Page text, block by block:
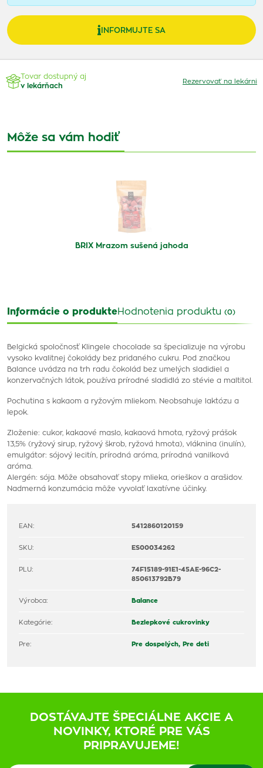
INFORMUJTE SA
Tovar dostupný aj
v lekárňach
Rezervovať na lekárni
Môže sa vám hodiť
BRIX Mrazom sušená jahoda
Informácie o produkteHodnotenia produktu (0)
Belgická spoločnosť Klingele chocolade sa špecializuje na výrobu
vysoko kvalitnej čokolády bez pridaného cukru. Pod značkou
Balance uvádza na trh radu čokolád bez umelých sladidiel a
konzervačných látok, používa prírodné sladidlá zo stévie a maltitol.
Pochutina s kakaom a ryžovým mliekom. Neobsahuje laktózu a
lepok.
Zloženie: cukor, kakaové maslo, kakaová hmota, ryžový prášok
13,5% (ryžový sirup, ryžový škrob, ryžová hmota), vláknina (inulín),
emulgátor: sójový lecitín, prírodná aróma, prírodná vanilková
aróma.
Alergén: sója. Môže obsahovať stopy mlieka, orieškov a arašidov.
Nadmerná konzumácia môže vyvolať laxatívne účinky.
EAN: 5412860120159
SKU: ES00034262
PLU:
74F15189-91E1-45AE-96C2-
850613792B79
Výrobca: Balance
Kategórie: Bezlepkové cukrovinky
Pre: Pre dospelých, Pre deti
DOSTÁVAJTE ŠPECIÁLNE AKCIE A
NOVINKY, KTORÉ PRE VÁS
PRIPRAVUJEME!